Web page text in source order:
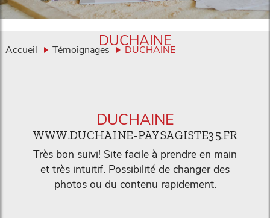
Accueil Témoignages DUCHAINE
DUCHAINE
DUCHAINE
WWW.DUCHAINE-PAYSAGISTE35.FR
Très bon suivi! Site facile à prendre en main
et très intuitif. Possibilité de changer des
photos ou du contenu rapidement.